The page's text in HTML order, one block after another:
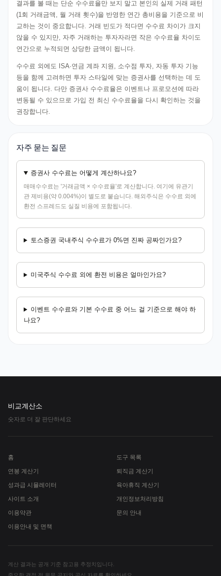
결과를 볼 때는 단순 수수료율만 보지 말고 본인의 실제 거래 패턴
(1회 거래금액, 월 거래 횟수)을 반영한 연간 총비용을 기준으로 비
교하는 것이 중요합니다. 거래 빈도가 적다면 수수료 차이가 크지
않을 수 있지만, 자주 거래하는 투자자라면 작은 수수료율 차이도
연간으로 누적되면 상당한 금액이 됩니다.
수수료 외에도 ISA·연금 계좌 지원, 소수점 투자, 자동 투자 기능
등을 함께 고려하면 투자 스타일에 맞는 증권사를 선택하는 데 도
움이 됩니다. 다만 증권사 수수료율은 이벤트나 프로모션에 따라
변동될 수 있으므로 가입 전 최신 수수료율을 다시 확인하는 것을
권장합니다.
자주 묻는 질문
증권사 수수료는 어떻게 계산하나요?
매매수수료는 '거래금액 × 수수료율'로 계산합니다. 여기에 유관기
관 제비용(약 0.004%)이 별도로 붙습니다. 해외주식은 수수료 외에
환전 스프레드도 실질 비용에 포함됩니다.
토스증권 국내주식 수수료가 0%면 진짜 공짜인가요?
미국주식 수수료 외에 환전 비용은 얼마인가요?
이벤트 수수료와 기본 수수료 중 어느 걸 기준으로 해야 하
나요?
비교계산소
숫자로 더 잘 판단하세요
홈
도구 목록
연봉 계산기
퇴직금 계산기
성과급 시뮬레이터
육아휴직 계산기
사이트 소개
개인정보처리방침
이용약관
문의 안내
이용안내 및 면책
계산 결과는 공개 기준 참고용 추정치입니다.